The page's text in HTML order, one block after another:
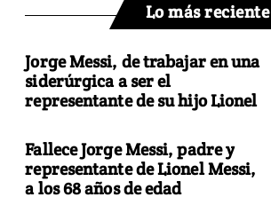
Lo más reciente
Jorge Messi, de trabajar en una
siderúrgica a ser el
representante de su hijo Lionel
Fallece Jorge Messi, padre y
representante de Lionel Messi,
a los 68 años de edad